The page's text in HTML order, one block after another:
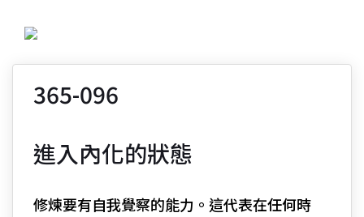
365-096
進入內化的狀態
修煉要有自我覺察的能力。這代表在任何時